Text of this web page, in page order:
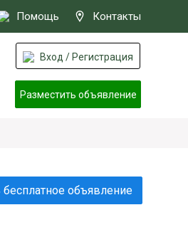
Помощь Контакты
Вход / Регистрация
Разместить объявление
бесплатное объявление